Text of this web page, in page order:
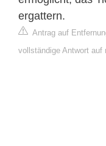
ergattern.
Antrag auf
vollständige Antwort auf